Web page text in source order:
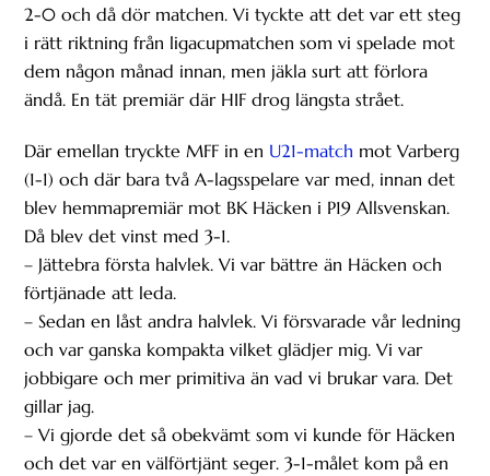
2-0 och då dör matchen. Vi tyckte att det var ett steg
i rätt riktning från ligacupmatchen som vi spelade mot
dem någon månad innan, men jäkla surt att förlora
ändå. En tät premiär där HIF drog längsta strået.
Där emellan tryckte MFF in en U21-match mot Varberg
(1-1) och där bara två A-lagsspelare var med, innan det
blev hemmapremiär mot BK Häcken i P19 Allsvenskan.
Då blev det vinst med 3-1.
– Jättebra första halvlek. Vi var bättre än Häcken och
förtjänade att leda.
– Sedan en låst andra halvlek. Vi försvarade vår ledning
och var ganska kompakta vilket glädjer mig. Vi var
jobbigare och mer primitiva än vad vi brukar vara. Det
gillar jag.
– Vi gjorde det så obekvämt som vi kunde för Häcken
och det var en välförtjänt seger. 3-1-målet kom på en